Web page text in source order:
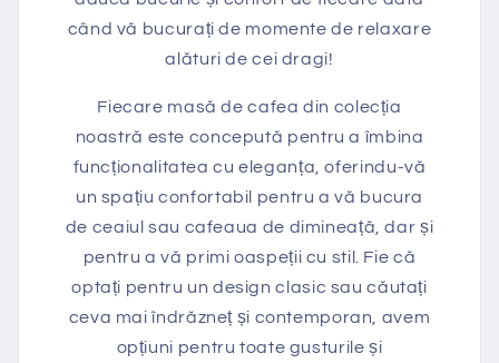
când vă bucurați de momente de relaxare
alături de cei dragi!
Fiecare masă de cafea din colecția
noastră este concepută pentru a îmbina
funcționalitatea cu eleganța, oferindu-vă
un spațiu confortabil pentru a vă bucura
de ceaiul sau cafeaua de dimineață, dar și
pentru a vă primi oaspeții cu stil. Fie că
optați pentru un design clasic sau căutați
ceva mai îndrăzneț și contemporan, avem
opțiuni pentru toate gusturile și